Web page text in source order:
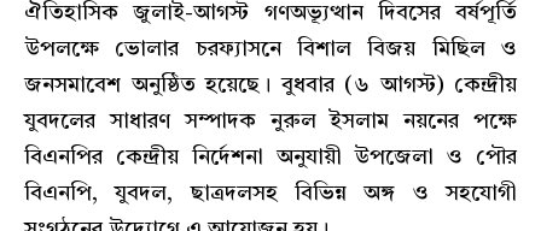
ঐতিহাসিক জুলাই-আগস্ট গণঅভ্যূত্থান দিবসের বর্ষপূর্তি
উপলক্ষে ভোলার চরফ্যাসনে বিশাল বিজয় মিছিল ও
জনসমাবেশ অনুষ্ঠিত হয়েছে। বুধবার (৬ আগস্ট) কেন্দ্রীয়
যুবদলের সাধারণ সম্পাদক নুরুল ইসলাম নয়নের পক্ষে
বিএনপির কেন্দ্রীয় নির্দেশনা অনুযায়ী উপজেলা ও পৌর
বিএনপি, যুবদল, ছাত্রদলসহ বিভিন্ন অঙ্গ ও সহযোগী